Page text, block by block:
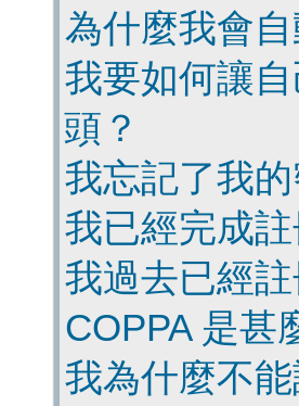
為什麼我會自
我要如何讓
頭？
我忘記了我的
我已經完成
我過去已經
COPPA 是甚
我為什麼不能